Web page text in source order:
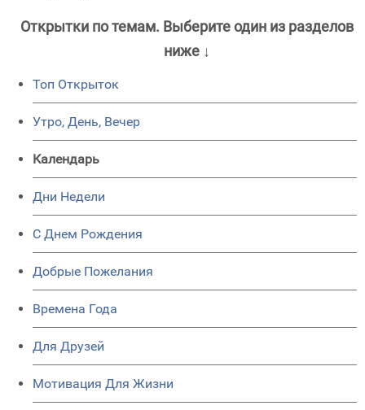
Открытки по темам. Выберите один из разделов
ниже ↓
Топ Открыток
Утро, День, Вечер
Календарь
Дни Недели
C Днем Рождения
Добрые Пожелания
Времена Года
Для Друзей
Мотивация Для Жизни